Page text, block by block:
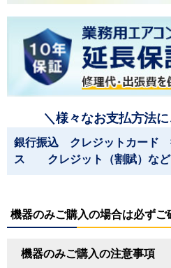
＼様々なお支払方法
銀行振込 クレジットカー
ス クレジット（割賦）など
機器のみご購入の場合は必ずご
機器のみご購入の注意事項